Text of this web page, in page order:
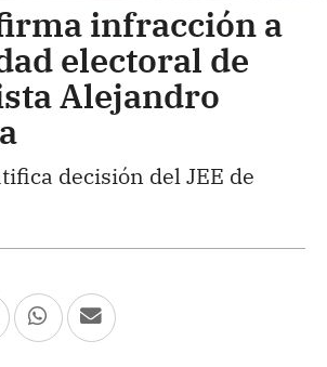
infracción a
electoral de
Alejandro
decisión del JEE de